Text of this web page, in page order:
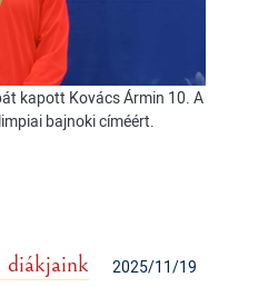
kapott Kovács Ármin 10. A
bajnoki címéért.
2025/11/19
diákjaink